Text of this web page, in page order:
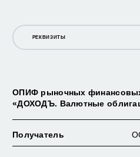
РЕКВИЗИТЫ
КЛЮЧЕВОЙ ИНФОРМАЦИОННЫЙ
ОПИФ рыночных
«ДОХОДЪ. Валютные
Получатель